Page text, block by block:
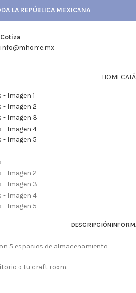
LA REPÚBLICA MEXICANA
Cotiza
info@mhome.mx
HOME
DESCRIPCIÓN
5 espacios de almacenamiento.
o tu craft room.